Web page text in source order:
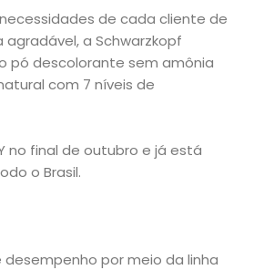
de cada cliente de
a Schwarzkopf
pó descolorante sem amônia
com 7 níveis de
no final de outubro e já está
o Brasil.
desempenho por meio da linha